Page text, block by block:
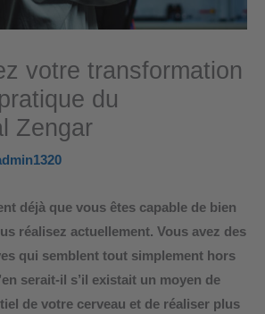
votre transformation
du
Zengar
déjà que vous êtes capable de bien
réalisez actuellement. Vous avez des
qui semblent tout simplement hors
serait-il s’il existait un moyen de
de votre cerveau et de réaliser plus